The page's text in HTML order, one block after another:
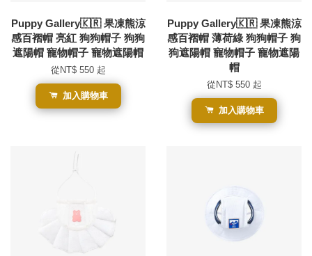
Puppy Gallery🇰🇷 果凍熊涼
感百褶帽 亮紅 狗狗帽子 狗狗
遮陽帽 寵物帽子 寵物遮陽帽
從 NT$ 550 起
加入購物車
Puppy Gallery🇰🇷 果凍熊涼
感百褶帽 薄荷綠 狗狗帽子 狗
狗遮陽帽 寵物帽子 寵物遮陽
帽
從 NT$ 550 起
加入購物車